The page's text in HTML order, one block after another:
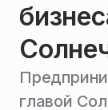
главой